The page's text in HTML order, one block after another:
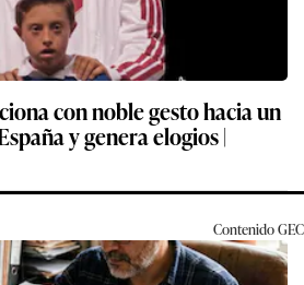
con noble gesto hacia un
y genera elogios |
ContenidoGEC